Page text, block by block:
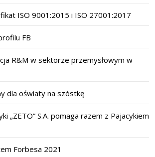
ISO 9001:2015 i ISO 27001:2017
FB
R&M w sektorze przemysłowym w
dla oświaty na szóstkę
„ZETO” S.A. pomaga razem z Pajacykiem
Forbesa 2021